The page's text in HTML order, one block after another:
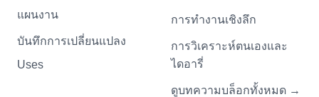
แผนงาน
บันทึกการเปลี่ยนแปลง
Uses
การทำงานเชิงลึก
การวิเคราะห์ตนเองและ
ไดอารี่
ดูบทความบล็อกทั้งหมด →